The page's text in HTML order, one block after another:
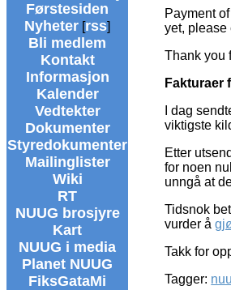
Førstesiden
Nyheter [rss]
Bli medlem
Kontakt
Informasjon
Kalender
Vedtekter
Dokumenter
Styredokumenter
Mailinglister
Wiki
RT
NUUG brosjyre
Kart
NUUG i media
Planet NUUG
FiksGataMi
Payment
yet, please
Thank you
Fakturaer
I dag
viktigste
Etter
for noen
unngå at
Tidsnok
vurder å
Takk for
Tagger: